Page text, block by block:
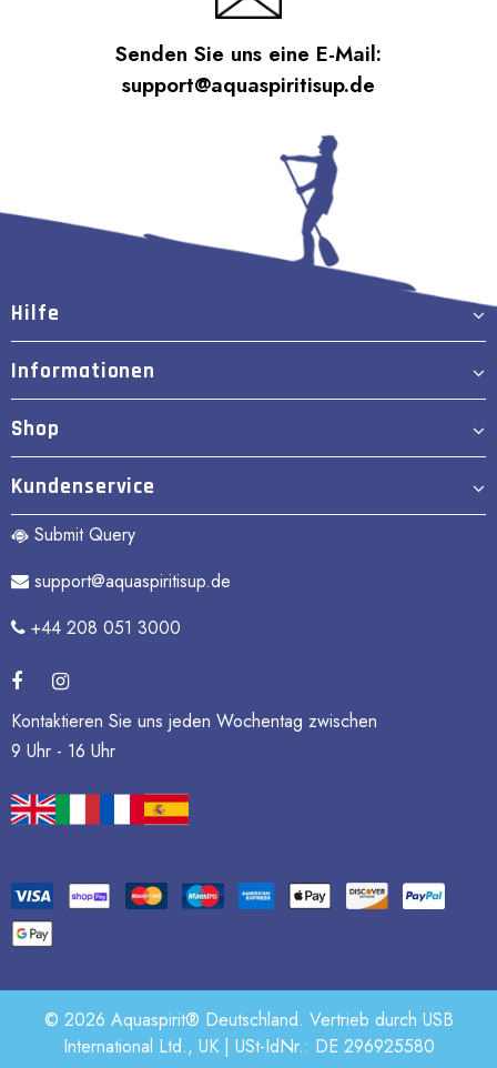
Senden Sie uns eine E-Mail:
support@aquaspiritisup.de
Hilfe
Informationen
Shop
Kundenservice
Submit Query
support@aquaspiritisup.de
+44 208 051 3000
Kontaktieren Sie uns jeden Wochentag zwischen
9 Uhr - 16 Uhr
© 2026 Aquaspirit® Deutschland. Vertrieb durch USB
International Ltd., UK | USt-IdNr.: DE 296925580